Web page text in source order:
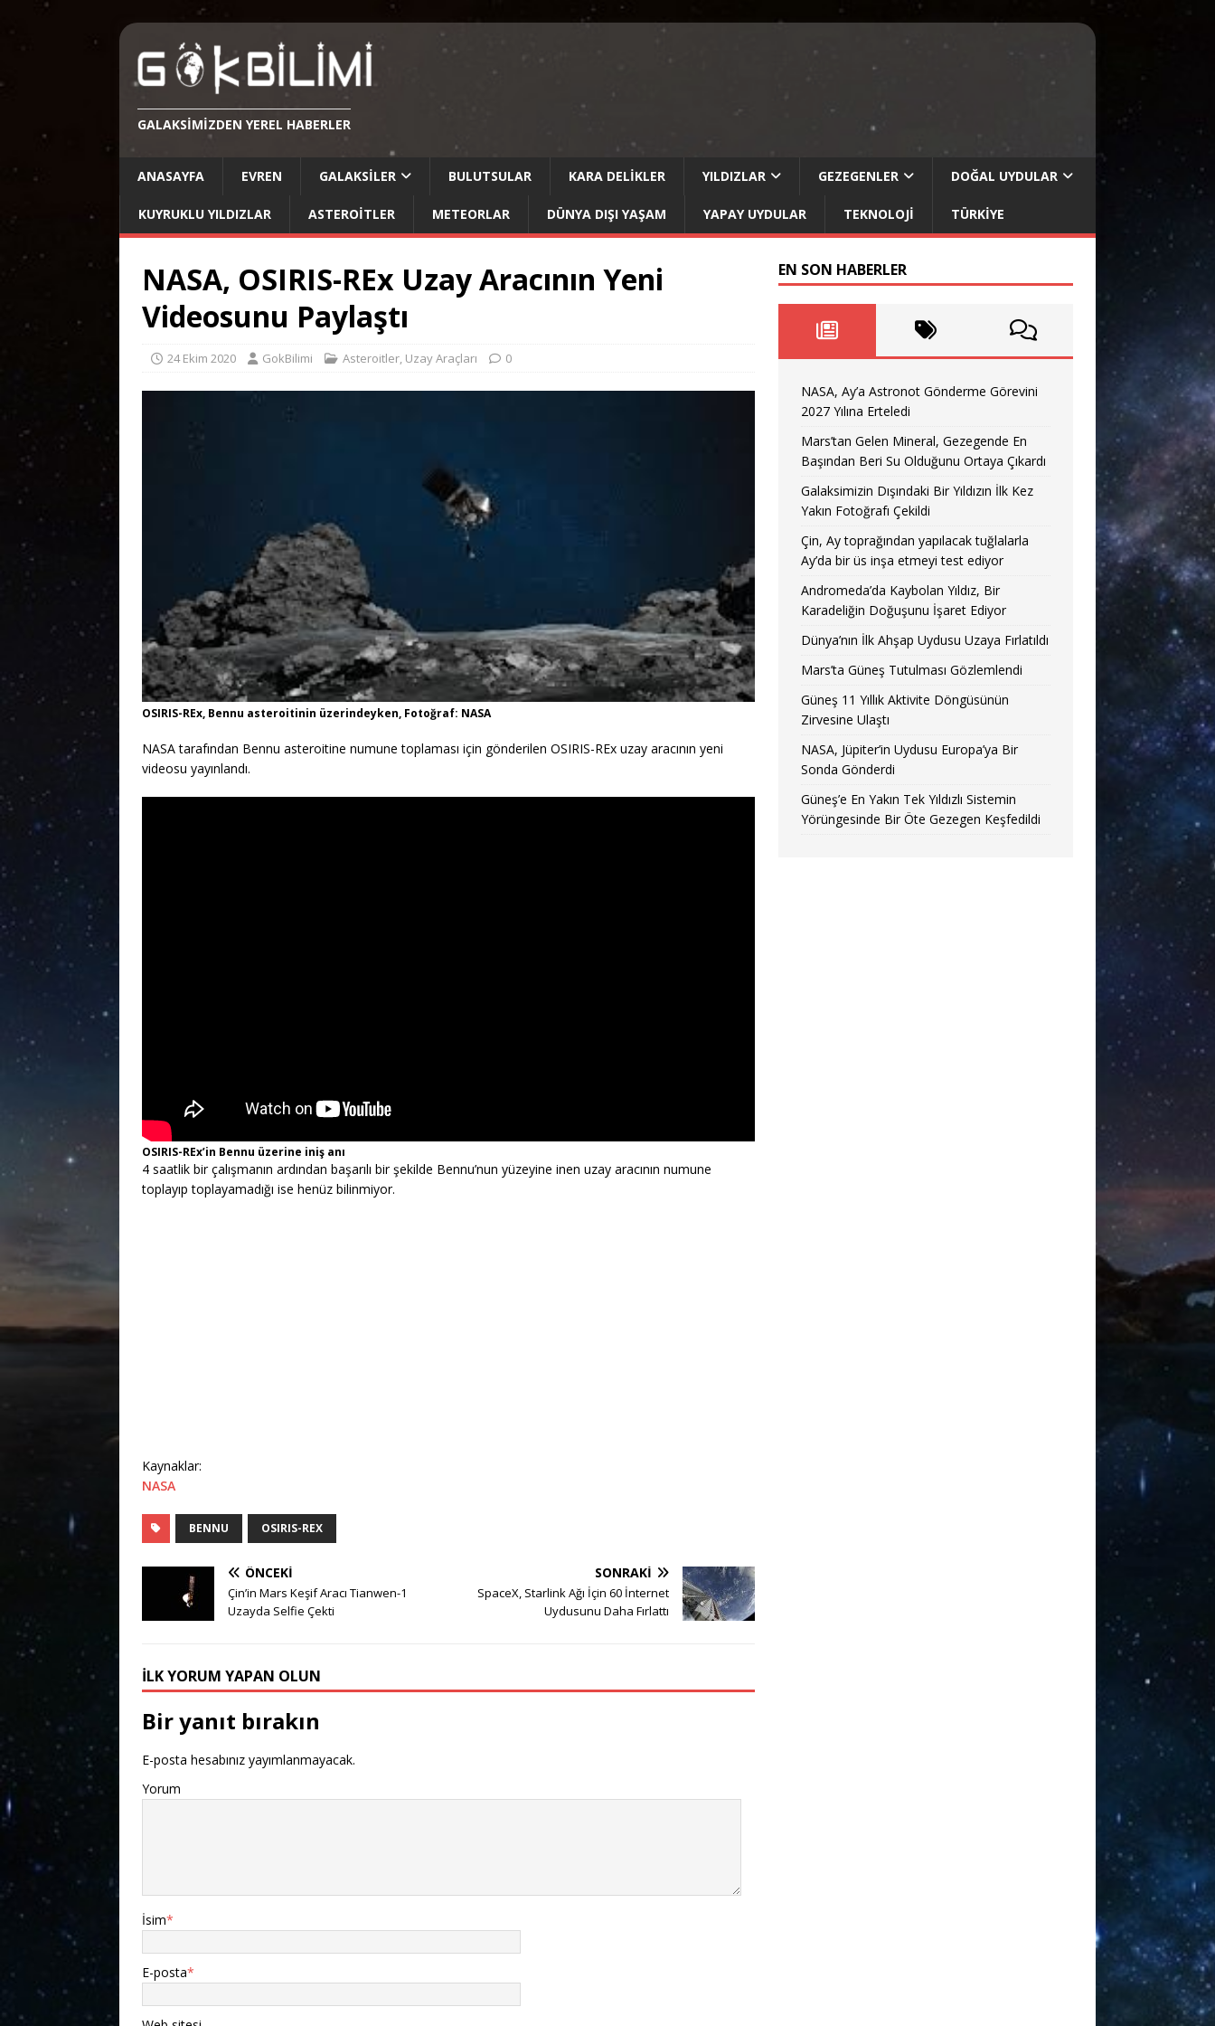
GALAKSIMIZDEN YEREL HABERLER
ANASAYFA EVREN GALAKSILER BULUTSULAR KARA DELIKLER YILDIZLAR GEZEGENLER DOĞAL UYDULAR
KUYRUKLU YILDIZLAR ASTEROITLER METEORLAR DÜNYA DIŞI YAŞAM YAPAY UYDULAR TEKNOLOJI TÜRKIYE
NASA, OSIRIS-REx Uzay Aracının Yeni
Videosunu Paylaştı
24 Ekim 2020 GokBilimi Asteroitler, Uzay Araçları 0
OSIRIS-REx, Bennu asteroitinin üzerindeyken, Fotoğraf: NASA
NASA tarafından Bennu asteroitine numune toplaması için gönderilen OSIRIS-REx uzay aracının yeni
videosu yayınlandı.
OSIRIS-REx’in Bennu üzerine iniş anı
4 saatlik bir çalışmanın ardından başarılı bir şekilde Bennu’nun yüzeyine inen uzay aracının numune
toplayıp toplayamadığı ise henüz bilinmiyor.
Kaynaklar:
NASA
BENNU OSIRIS-REX
ÖNCEKI
Çin’in Mars Keşif Aracı Tianwen-1
Uzayda Selfie Çekti
SONRAKI
SpaceX, Starlink Ağı İçin 60 İnternet
Uydusunu Daha Fırlattı
İLK YORUM YAPAN OLUN
Bir yanıt bırakın
E-posta hesabınız yayımlanmayacak.
Yorum
İsim*
E-posta*
EN SON HABERLER
NASA, Ay’a Astronot Gönderme Görevini
2027 Yılına Erteledi
Mars’tan Gelen Mineral, Gezegende En
Başından Beri Su Olduğunu Ortaya Çıkardı
Galaksimizin Dışındaki Bir Yıldızın İlk Kez
Yakın Fotoğrafı Çekildi
Çin, Ay toprağından yapılacak tuğlalarla
Ay’da bir üs inşa etmeyi test ediyor
Andromeda’da Kaybolan Yıldız, Bir
Karadeliğin Doğuşunu İşaret Ediyor
Dünya’nın İlk Ahşap Uydusu Uzaya Fırlatıldı
Mars’ta Güneş Tutulması Gözlemlendi
Güneş 11 Yıllık Aktivite Döngüsünün
Zirvesine Ulaştı
NASA, Jüpiter’in Uydusu Europa’ya Bir
Sonda Gönderdi
Güneş’e En Yakın Tek Yıldızlı Sistemin
Yörüngesinde Bir Öte Gezegen Keşfedildi